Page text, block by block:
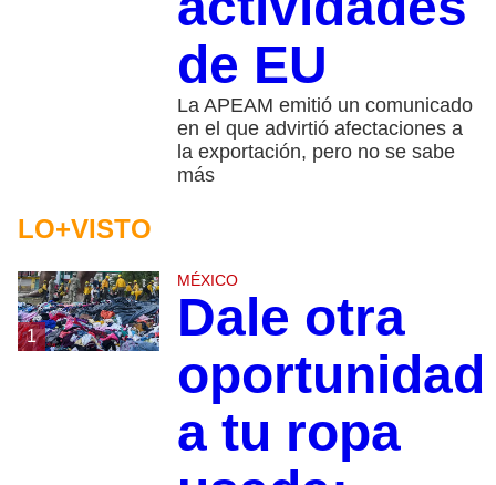
de EU
La APEAM emitió un comunicado
en el que advirtió afectaciones a
la exportación, pero no se sabe
más
LO+VISTO
1
MÉXICO
Dale otra
oportunidad
a tu ropa